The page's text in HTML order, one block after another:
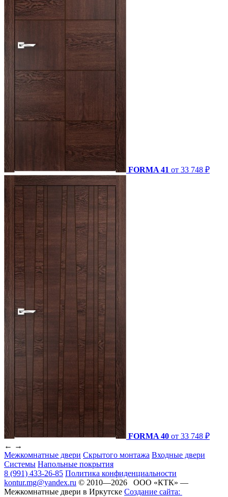
FORMA 41 от 33 748 ₽
FORMA 40 от 33 748 ₽
← →
Межкомнатные двери Скрытого монтажа Входные двери
Системы Напольные покрытия
8 (991) 433-26-85 Политика конфиденциальности
kontur.mg@yandex.ru © 2010—2026 ООО «КТК» —
Межкомнатные двери в Иркутске Создание сайта: